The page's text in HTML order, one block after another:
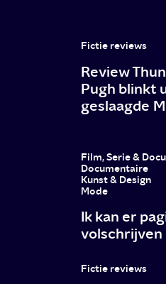
Fictie reviews
Review
Pugh blinkt
geslaagde
Film, Serie &
Documentaire
Kunst & Design
Mode
Ik kan er
volschrijven
Fictie reviews